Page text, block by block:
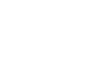
La IA
algoritmos y
análisis